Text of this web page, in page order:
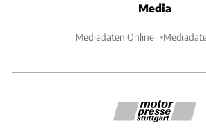
Media
Mediadaten Online